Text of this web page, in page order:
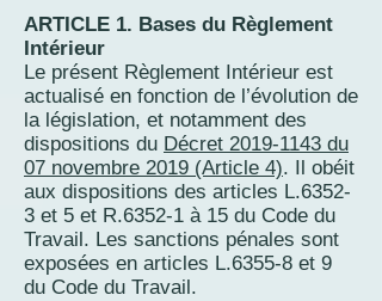
ARTICLE 1. Bases du Règlement
Intérieur
Le présent Règlement Intérieur est
actualisé en fonction de l’évolution de
la législation, et notamment des
dispositions du Décret 2019-1143 du
07 novembre 2019 (Article 4). Il obéit
aux dispositions des articles L.6352-
3 et 5 et R.6352-1 à 15 du Code du
Travail. Les sanctions pénales sont
exposées en articles L.6355-8 et 9
du Code du Travail.